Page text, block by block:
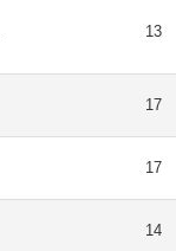
13
17
17
14